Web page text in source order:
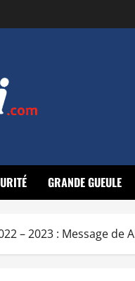
GRANDE GUEULE
– 2023 : Message de